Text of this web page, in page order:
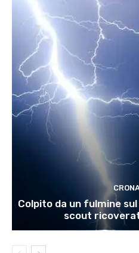
Colpito da un fulmine
scout